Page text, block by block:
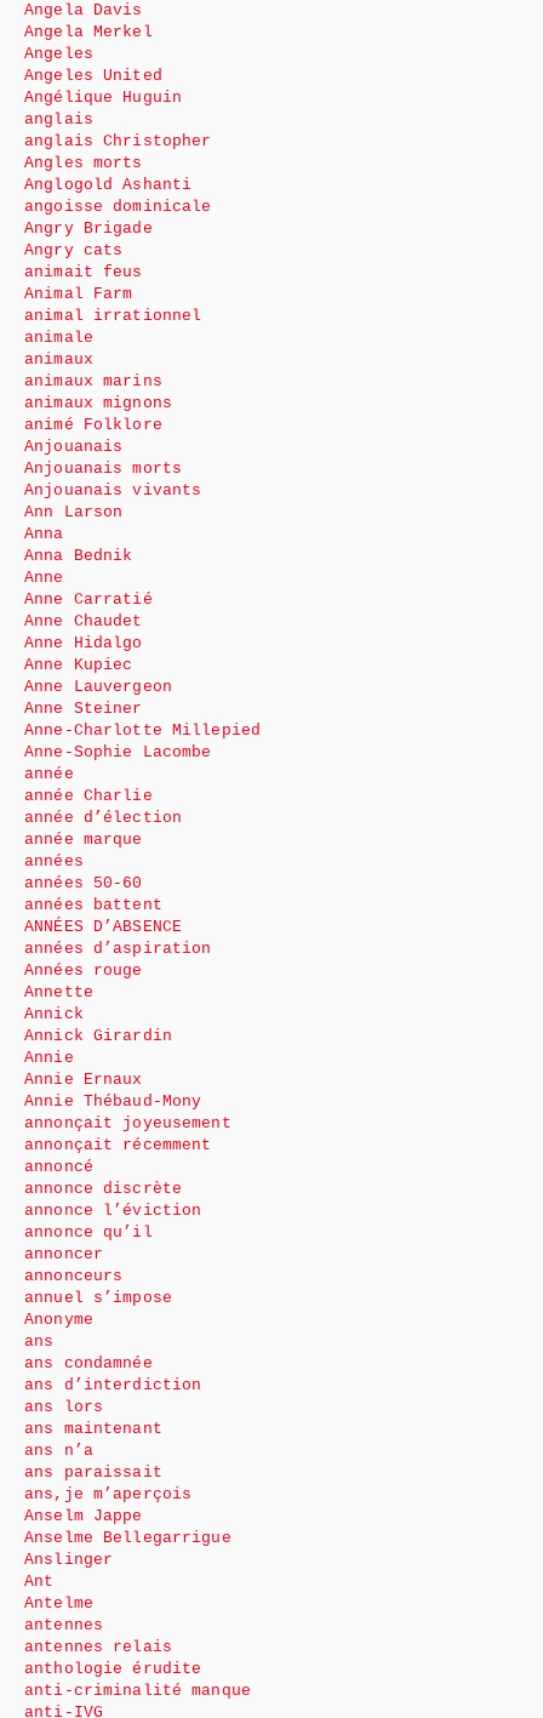
Angela Davis
Angela Merkel
Angeles
Angeles United
Angélique Huguin
anglais
anglais Christopher
Angles morts
Anglogold Ashanti
angoisse dominicale
Angry Brigade
Angry cats
animait feus
Animal Farm
animal irrationnel
animale
animaux
animaux marins
animaux mignons
animé Folklore
Anjouanais
Anjouanais morts
Anjouanais vivants
Ann Larson
Anna
Anna Bednik
Anne
Anne Carratié
Anne Chaudet
Anne Hidalgo
Anne Kupiec
Anne Lauvergeon
Anne Steiner
Anne-Charlotte Millepied
Anne-Sophie Lacombe
année
année Charlie
année d’élection
année marque
années
années 50-60
années battent
ANNÉES D’ABSENCE
années d’aspiration
Années rouge
Annette
Annick
Annick Girardin
Annie
Annie Ernaux
Annie Thébaud-Mony
annonçait joyeusement
annonçait récemment
annoncé
annonce discrète
annonce l’éviction
annonce qu’il
annoncer
annonceurs
annuel s’impose
Anonyme
ans
ans condamnée
ans d’interdiction
ans lors
ans maintenant
ans n’a
ans paraissait
ans,je m’aperçois
Anselm Jappe
Anselme Bellegarrigue
Anslinger
Ant
Antelme
antennes
antennes relais
anthologie érudite
anti-criminalité manque
anti-IVG